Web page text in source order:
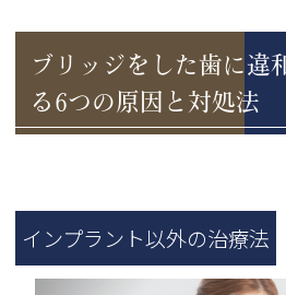
ブリッジをした歯に違
る6つの原因と対処法
インプラント以外の治療法